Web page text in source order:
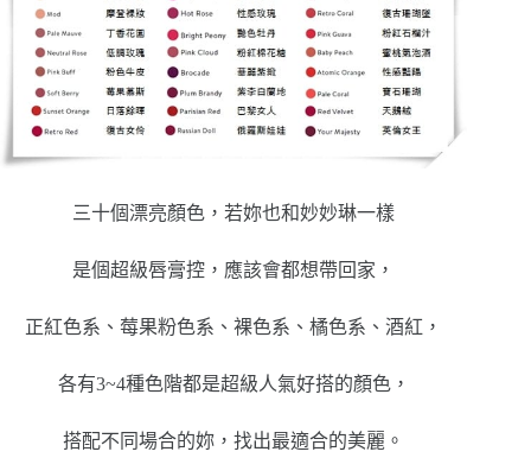
三十個漂亮顏色，若妳也和妙妙琳一樣
是個超級唇膏控，應該會都想帶回家，
正紅色系、莓果粉色系、裸色系、橘色系、酒紅，
各有3~4種色階都是超級人氣好搭的顏色，
搭配不同場合的妳，找出最適合的美麗。